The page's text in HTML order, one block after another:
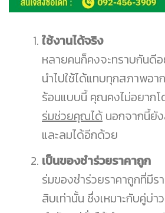
ใช้งานได้จริง
หลายคนก็คงจะทราบกันดี
นำไปใช้ได้แทบทุกสภาพอา
ร้อนแบบนี้ คุณคงไม่อยาก
ร่มช่วยคุณได้ นอกจากนี้ยั
และลมได้อีกด้วย
เป็นของชำร่วยราคาถูก
ร่มของชำร่วยราคาถูกที่มีร
สิบเท่านั้น ซึ่งเหมาะกับคู่บ่